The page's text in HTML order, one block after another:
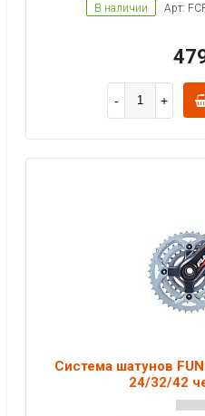
В наличии Арт:
Система шатунов
24/32/42